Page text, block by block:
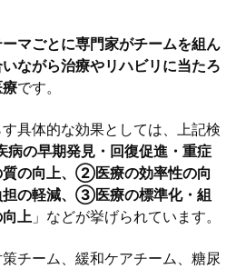
マごとに専門家がチームを組ん
ながら治療やリハビリに当たろ
です。
具体的な効果としては、上記検
の早期発見・回復促進・重症
質の向上、②医療の効率性の向
担の軽減、③医療の標準化・組
上 」などが挙げられています。
チーム、緩和ケアチーム、糖尿